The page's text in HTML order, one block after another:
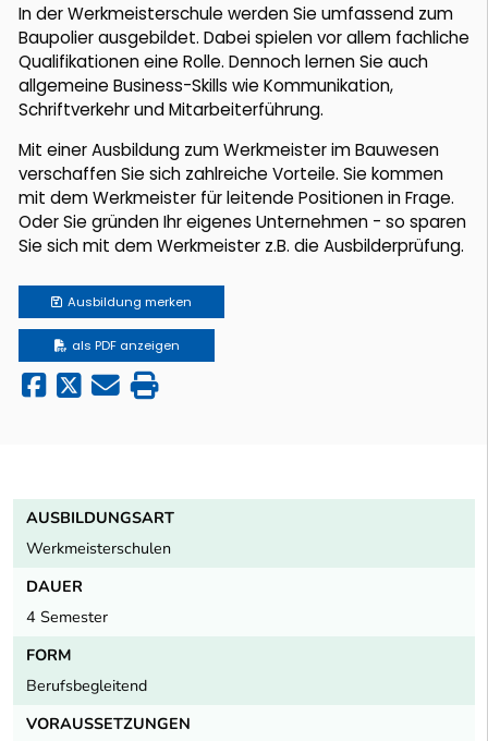
In der Werkmeisterschule werden Sie umfassend zum
Baupolier ausgebildet. Dabei spielen vor allem fachliche
Qualifikationen eine Rolle. Dennoch lernen Sie auch
allgemeine Business-Skills wie Kommunikation,
Schriftverkehr und Mitarbeiterführung.
Mit einer Ausbildung zum Werkmeister im Bauwesen
verschaffen Sie sich zahlreiche Vorteile. Sie kommen
mit dem Werkmeister für leitende Positionen in Frage.
Oder Sie gründen Ihr eigenes Unternehmen - so sparen
Sie sich mit dem Werkmeister z.B. die Ausbilderprüfung.
Ausbildung merken
als PDF anzeigen
AUSBILDUNGSART
Werkmeisterschulen
DAUER
4 Semester
FORM
Berufsbegleitend
VORAUSSETZUNGEN